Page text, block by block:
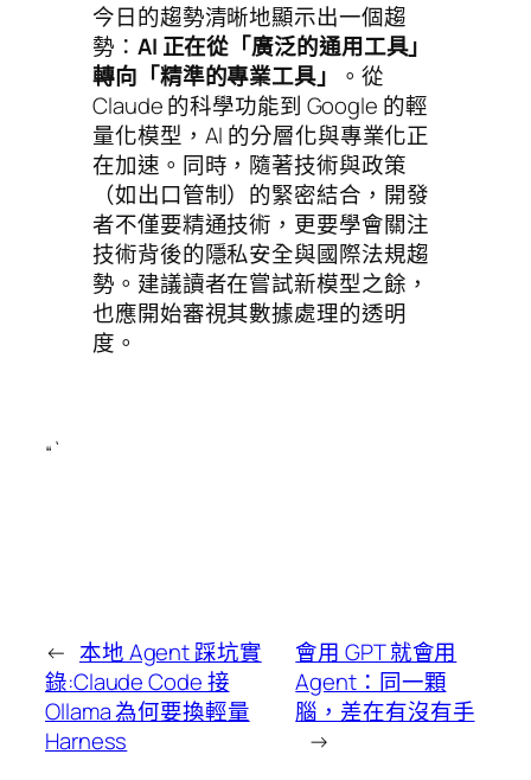
今日的趨勢清晰地顯示出一個趨
勢： AI 正在從「廣泛的通用工具」
轉向「精準的專業工具」
。從
Claude 的科學功能到 Google 的輕
量化模型，AI 的分層化與專業化正
在加速。同時，隨著技術與政策
（如出口管制）的緊密結合，開發
者不僅要精通技術，更要學會關注
技術背後的隱私安全與國際法規趨
勢。建議讀者在嘗試新模型之餘，
也應開始審視其數據處理的透明
度。
“`
← 本地 Agent 踩坑實
錄:Claude Code 接
Ollama 為何要換輕量
Harness
會用 GPT 就會用
Agent：同一顆
腦，差在有沒有手
→